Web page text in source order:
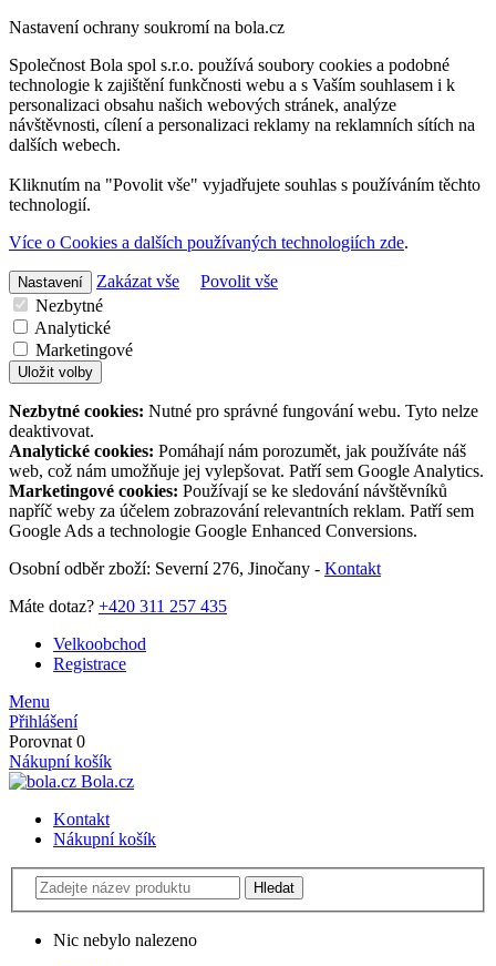
Nastavení ochrany soukromí na bola.cz
Společnost Bola spol s.r.o. používá soubory cookies a podobné
technologie k zajištění funkčnosti webu a s Vaším souhlasem i k
personalizaci obsahu našich webových stránek, analýze
návštěvnosti, cílení a personalizaci reklamy na reklamních sítích na
dalších webech.
Kliknutím na "Povolit vše" vyjadřujete souhlas s používáním těchto
technologií.
Více o Cookies a dalších používaných technologiích zde.
Nastavení Zakázat vše
Povolit vše
Nezbytné
Analytické
Marketingové
Uložit volby
Nezbytné cookies: Nutné pro správné fungování webu. Tyto nelze
deaktivovat.
Analytické cookies: Pomáhají nám porozumět, jak používáte náš
web, což nám umožňuje jej vylepšovat. Patří sem Google Analytics.
Marketingové cookies: Používají se ke sledování návštěvníků
napříč weby za účelem zobrazování relevantních reklam. Patří sem
Google Ads a technologie Google Enhanced Conversions.
Osobní odběr zboží: Severní 276, Jinočany - Kontakt
Máte dotaz? +420 311 257 435
Velkoobchod
Registrace
Menu
Přihlášení
Porovnat 0
Nákupní košík
Bola.cz
Kontakt
Nákupní košík
Nic nebylo nalezeno